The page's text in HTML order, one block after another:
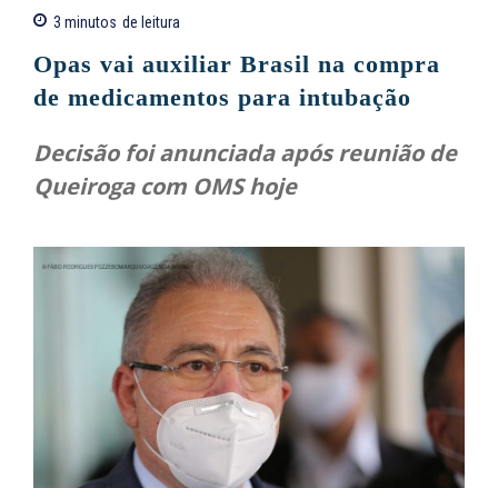
3 minutos de leitura
Opas vai auxiliar Brasil na compra
de medicamentos para intubação
Decisão foi anunciada após reunião de
Queiroga com OMS hoje